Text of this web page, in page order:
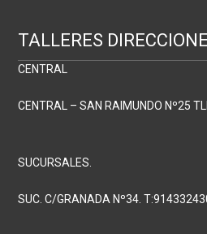
TALLERES
CENTRAL
CENTRAL – SAN RAIMUNDO Nº25
SUCURSALES.
SUC. C/GRANADA Nº34.